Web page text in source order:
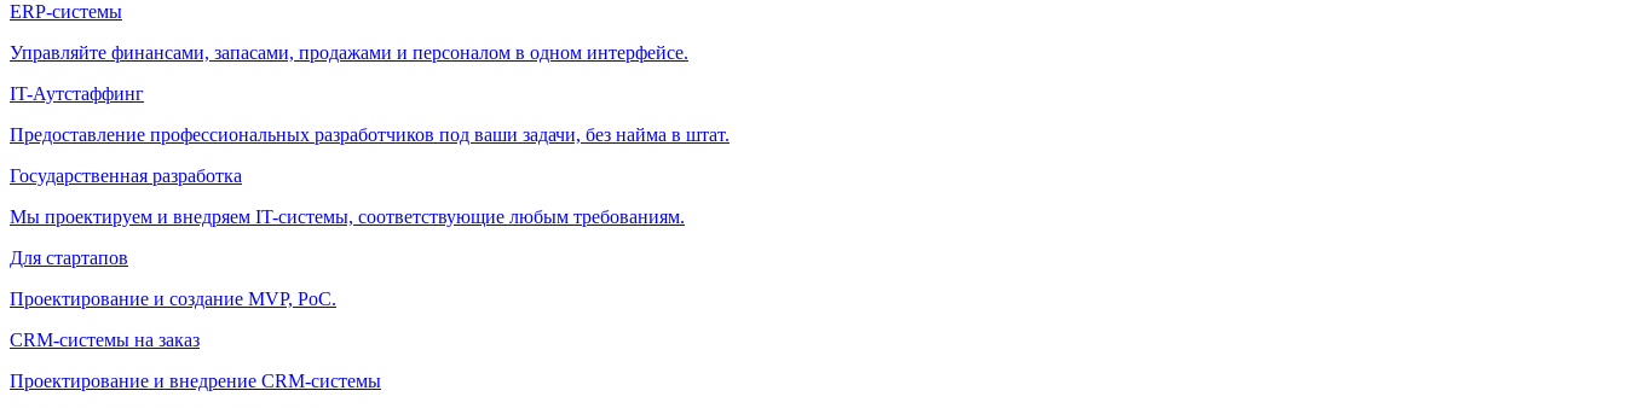
ERP-системы
Управляйте финансами, запасами, продажами и персоналом в одном интерфейсе.
IT-Аутстаффинг
Предоставление профессиональных разработчиков под ваши задачи, без найма в штат.
Государственная разработка
Мы проектируем и внедряем IT-системы, соответствующие любым требованиям.
Для стартапов
Проектирование и создание MVP, PoC.
CRM-системы на заказ
Проектирование и внедрение CRM-системы